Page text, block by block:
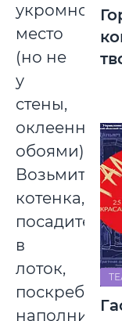
укромное
место
(но не
у
стены,
оклеенной
обоями).
Возьмите
котенка,
посадите
в
лоток,
поскребите